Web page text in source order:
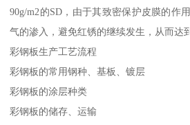
90g/m2的SD，由于其致密保护皮膜的作
气的渗入，避免红锈的继续发生，从而达
彩钢板生产工艺流程
彩钢板的常用钢种、基板、镀层
彩钢板的涂层种类
彩钢板的储存、运输